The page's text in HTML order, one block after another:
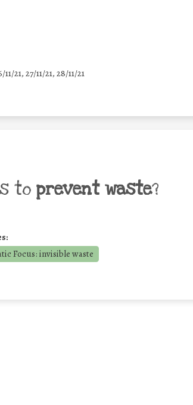
21, 27/11/21, 28/11/21
to prevent waste?
Focus: invisible waste